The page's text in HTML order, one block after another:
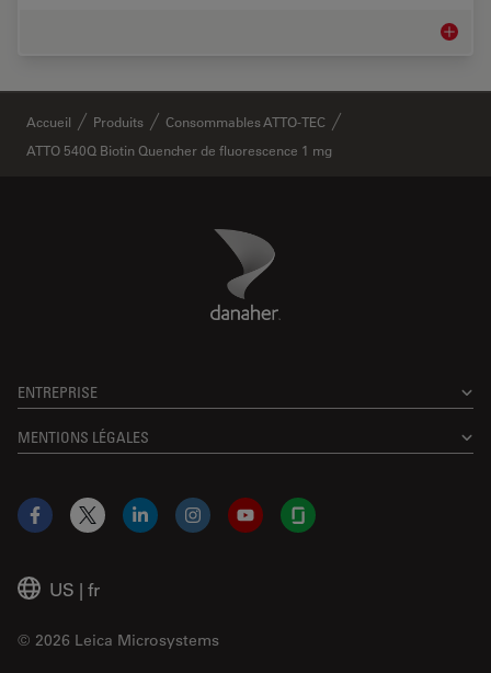
Accueil Produits
Consommables ATTO-TEC
ATTO 540Q Biotin Quencher de fluorescence 1 mg
Danaher Logo
ENTREPRISE
MENTIONS LÉGALES
US | fr
© 2026 Leica Microsystems
Facebook
X LinkedInInstagramYouTubeGlassdoor